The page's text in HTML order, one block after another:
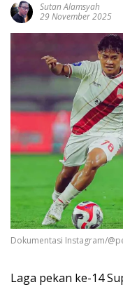
Sutan Alamsyah
29 November 2025
Dokumentasi Instagram/
Laga pekan ke-14